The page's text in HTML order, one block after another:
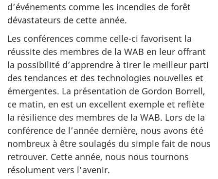
d’événements comme les incendies de forêt
dévastateurs de cette année.
Les conférences comme celle-ci favorisent la
réussite des membres de la WAB en leur offrant
la possibilité d’apprendre à tirer le meilleur parti
des tendances et des technologies nouvelles et
émergentes. La présentation de Gordon Borrell,
ce matin, en est un excellent exemple et reflète
la résilience des membres de la WAB. Lors de la
conférence de l’année dernière, nous avons été
nombreux à être soulagés du simple fait de nous
retrouver. Cette année, nous nous tournons
résolument vers l’avenir.